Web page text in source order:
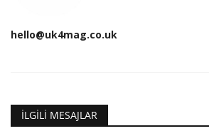
hello@uk4mag.co.uk
İLGILI MESAJLAR